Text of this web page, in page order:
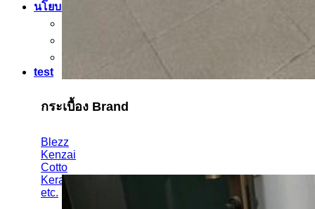
นโยบาย
นโยบายความเป็นส่วนตัว
นโยบายการคืนสินค้าและคืนเงิน
test
กระเบื้อง Brand
Blezz
Kenzai
Cotto
Kera
etc.